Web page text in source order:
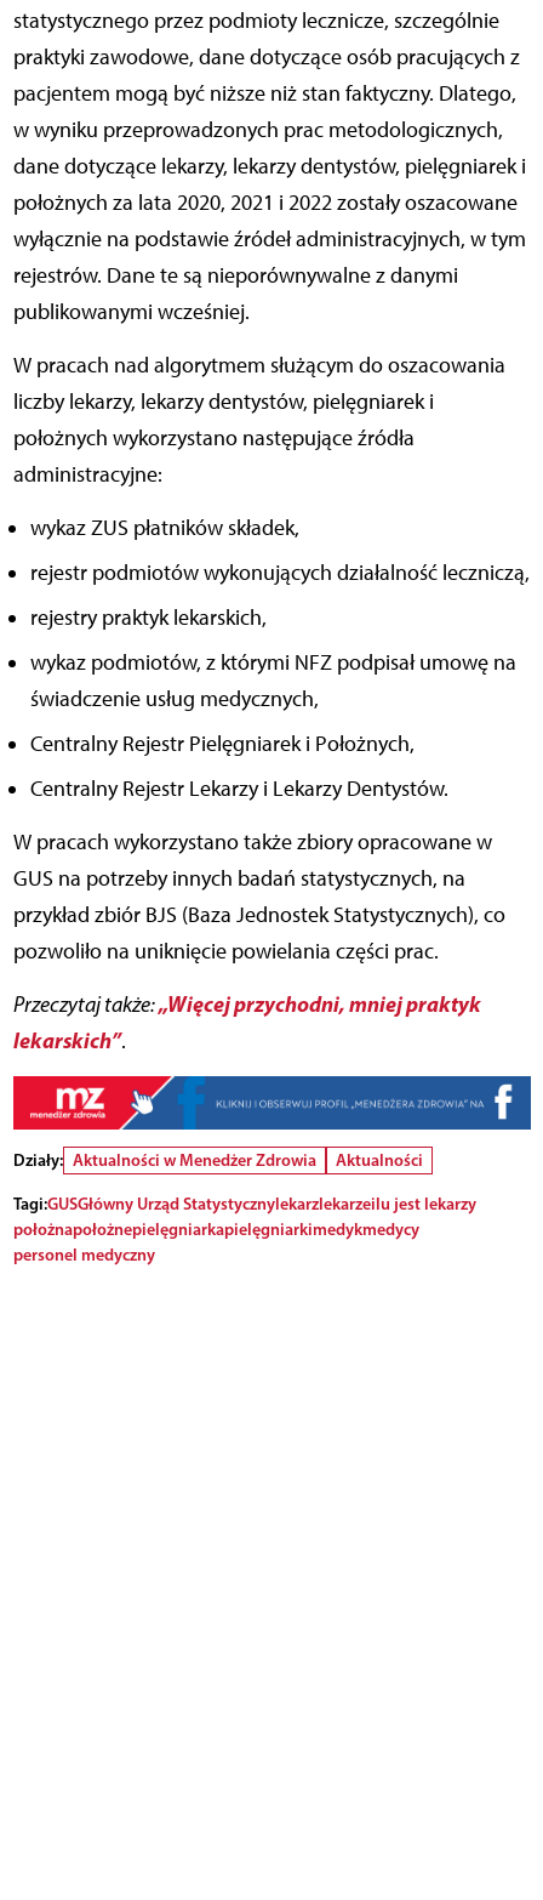
statystycznego przez podmioty lecznicze, szczególnie
praktyki zawodowe, dane dotyczące osób pracujących z
pacjentem mogą być niższe niż stan faktyczny. Dlatego,
w wyniku przeprowadzonych prac metodologicznych,
dane dotyczące lekarzy, lekarzy dentystów, pielęgniarek i
położnych za lata 2020, 2021 i 2022 zostały oszacowane
wyłącznie na podstawie źródeł administracyjnych, w tym
rejestrów. Dane te są nieporównywalne z danymi
publikowanymi wcześniej.
W pracach nad algorytmem służącym do oszacowania
liczby lekarzy, lekarzy dentystów, pielęgniarek i
położnych wykorzystano następujące źródła
administracyjne:
wykaz ZUS płatników składek,
rejestr podmiotów wykonujących działalność leczniczą,
rejestry praktyk lekarskich,
wykaz podmiotów, z którymi NFZ podpisał umowę na
świadczenie usług medycznych,
Centralny Rejestr Pielęgniarek i Położnych,
Centralny Rejestr Lekarzy i Lekarzy Dentystów.
W pracach wykorzystano także zbiory opracowane w
GUS na potrzeby innych badań statystycznych, na
przykład zbiór BJS (Baza Jednostek Statystycznych), co
pozwoliło na uniknięcie powielania części prac.
Przeczytaj także:„Więcej przychodni, mniej praktyk
lekarskich”.
Działy: Aktualności w Menedżer Zdrowia
Aktualności
Tagi:GUSGłówny Urząd Statystycznylekarzlekarzeilu jest lekarzy
położnapołożnepielęgniarkapielęgniarkimedykmedycy
personel medyczny